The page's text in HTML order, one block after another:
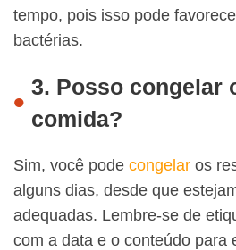
tempo, pois isso pode
bactérias.
3. Posso congelar
comida?
Sim, você pode congelar os
alguns dias, desde que
adequadas. Lembre-se de
com a data e o conteúdo para